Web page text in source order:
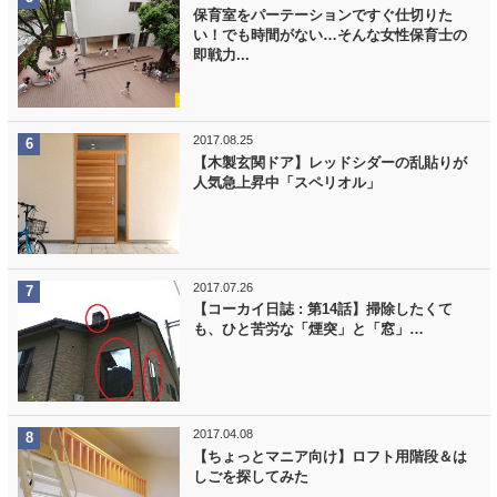
保育室をパーテーションですぐ仕切りた
い！でも時間がない…そんな女性保育士の
即戦力...
2017.08.25
【木製玄関ドア】レッドシダーの乱貼りが
人気急上昇中「スペリオル」
2017.07.26
【コーカイ日誌 : 第14話】掃除したくて
も、ひと苦労な「煙突」と「窓」…
2017.04.08
【ちょっとマニア向け】ロフト用階段＆は
しごを探してみた